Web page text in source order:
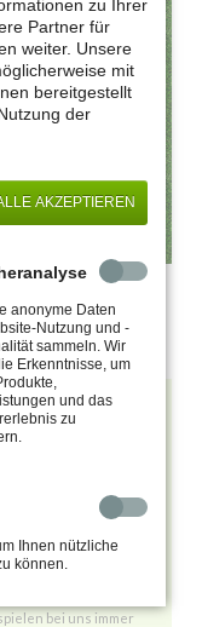
bei uns immer
zu Ihrer
Partner für
weiter. Unsere
mit
bereitgestellt
der
AKZEPTIEREN
anonyme Daten
Nutzung und -
sammeln. Wir
Erkenntnisse, um
und das
zu
Ihnen nützliche
können.